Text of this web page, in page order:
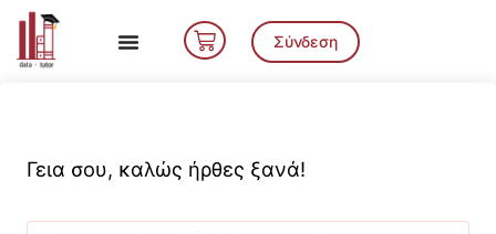
Μετάβαση
περιεχόμενο
Cart Σύνδεση
Γεια σου, καλώς ήρθες ξανά!